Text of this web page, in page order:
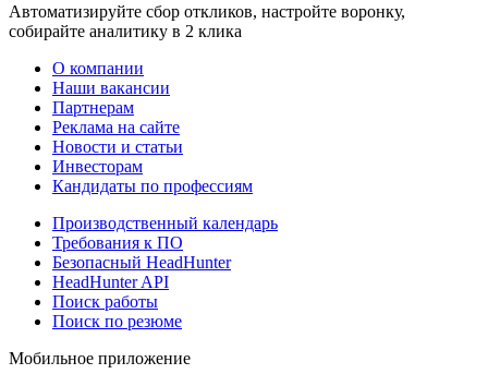
Автоматизируйте сбор откликов, настройте воронку,
собирайте аналитику в 2 клика
О компании
Наши вакансии
Партнерам
Реклама на сайте
Новости и статьи
Инвесторам
Кандидаты по профессиям
Производственный календарь
Требования к ПО
Безопасный HeadHunter
HeadHunter API
Поиск работы
Поиск по резюме
Мобильное приложение